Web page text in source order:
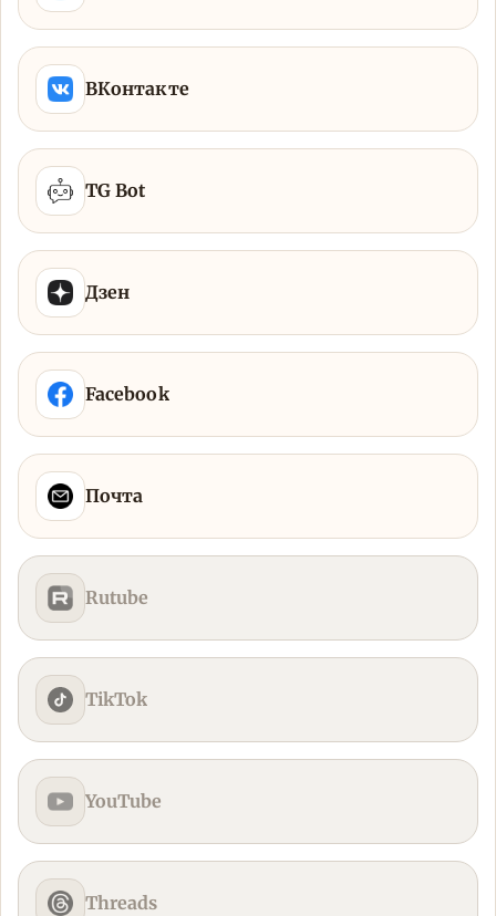
ВКонтакте
TG Bot
Дзен
Facebook
Почта
Rutube
TikTok
YouTube
Threads